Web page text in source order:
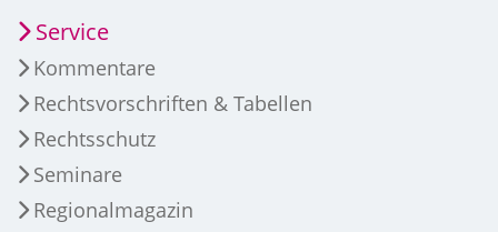
Service
Kommentare
Rechtsvorschriften & Tabellen
Rechtsschutz
Seminare
Regionalmagazin